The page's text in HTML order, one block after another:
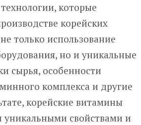
которые
корейских
только использование
но и уникальные
сырья, особенности
комплекса и другие
корейские витамины
уникальными свойствами и